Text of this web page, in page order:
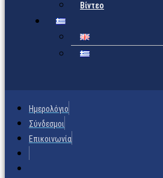
Βίντεο
Ημερολόγιο
Σύνδεσμοι
Επικοινωνία